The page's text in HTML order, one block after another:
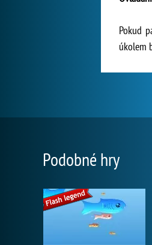
Pokud
úkolem
Podobné hry